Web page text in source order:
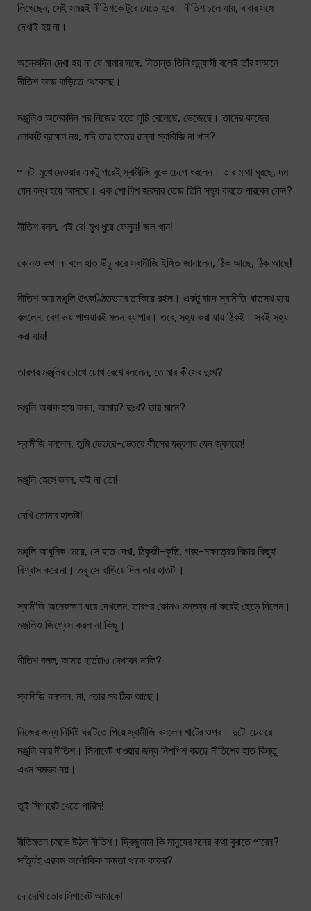
লিখেছেন, সেই সময়ই নীতিশকে টুরে যেতে হবে। নীতিশ চলে যায়, বাবার সঙ্গে
দেখাই হয় না।
অনেকদিন দেখা হয় না যে মামার সঙ্গে, নিতান্ত তিনি সন্ন্যাসী বলেই তাঁর সম্মানে
নীতিশ আজ বাড়িতে থেকেছে।
মঞ্জুলিও অনেকদিন পর নিজের হাতে লুচি বেলেছে, ভেজেছে। তাদের কাজের
লোকটি ব্রাহ্মণ নয়, যদি তার হাতের রান্না স্বামীজি না খান?
পানটা মুখে দেওয়ার একটু পরেই স্বামীজি বুকে চেপে ধরলেন। তার মাথা ঘুরছে, দম
যেন বন্ধ হয়ে আসছে। এক শো বিশ জরদার তেজ তিনি সহ্য করতে পারবেন কেন?
নীতিশ বলল, এই রে! মুখ ধুয়ে ফেলুন! জল খান!
কোনও কথা না বলে হাত উঁচু করে স্বামীজি ইঙ্গিত জানালেন, ঠিক আছে, ঠিক আছে!
নীতিশ আর মঞ্জুলি উৎকণ্ঠিতভাবে তাকিয়ে রইল। একটু বাদে স্বামীজি ধাতস্থ হয়ে
বললেন, বেশ ভয় পাওয়ারই মতন ব্যাপার। তবে, সহ্য করা যায় ঠিকই। সবই সহ্য
করা যায়!
তারপর মঞ্জুলির চোখে চোখ রেখে বললেন, তোমার কীসের দুঃখ?
মঞ্জুলি অবাক হয়ে বলল, আমার? দুঃখ? তার মানে?
স্বামীজি বললেন, তুমি ভেতরে-ভেতরে কীসের যন্ত্রণায় যেন জ্বলছো!
মঞ্জুলি হেসে বলল, কই না তো!
দেখি তোমার হাতটা!
মঞ্জুলি আধুনিক মেয়ে, সে হাত দেখা, ঠিকুজী-কুষ্ঠি, গ্রহ-নক্ষত্রের বিচার কিছুই
বিশ্বাস করে না। তবু সে বাড়িয়ে দিল তার হাতটা।
স্বামীজি অনেকক্ষণ ধরে দেখলেন, তারপর কোনও মন্তব্য না করেই ছেড়ে দিলেন।
মঞ্জলিও জিগ্যেস করল না কিছু।
নীতিশ বলল, আমার হাতটাও দেখবেন নাকি?
স্বামীজি বললেন, না, তোর সব ঠিক আছে।
নিজের জন্য নির্দিষ্ট ঘরটিতে গিয়ে স্বামীজি বসলেন খাটের ওপর। দুটো চেয়ারে
মঞ্জুলি আর নীতিশ। সিগারেট খাওয়ার জন্য নিশপিশ করছে নীতিশের হাত কিন্তু
এখন সম্ভব নয়।
তুই সিগারেট খেতে পারিস!
রীতিমতন চমকে উঠল নীতিশ। দ্বিজুমামা কি মানুষের মনের কথা বুঝতে পারেন?
সত্যিই এরকম অলৌকিক ক্ষমতা থাকে কারুর?
দে দেখি তোর সিগারেট আমাকে!